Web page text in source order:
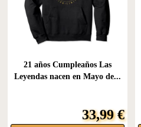
21 años Cumpleaños Las
Leyendas nacen en Mayo de...
33,99 €